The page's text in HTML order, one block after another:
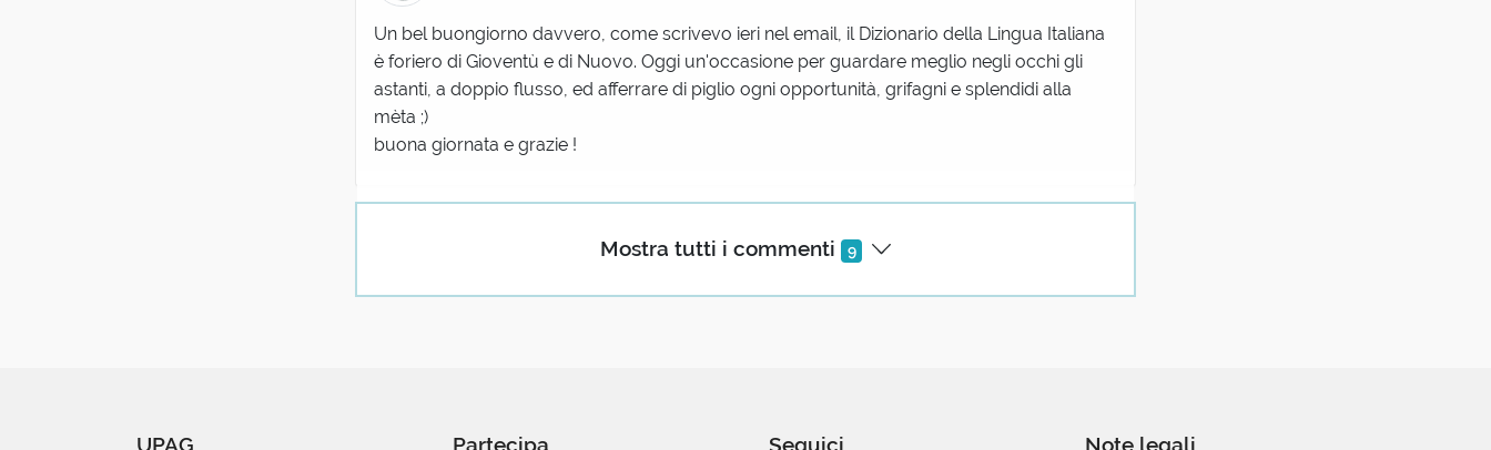
Mostra tutti i commenti 9
Un bel buongiorno davvero, come scrivevo ieri nel email, il Dizionario della Lingua Italiana
è foriero di Gioventù e di Nuovo. Oggi un'occasione per guardare meglio negli occhi gli
astanti, a doppio flusso, ed afferrare di piglio ogni opportunità, grifagni e splendidi alla
mèta ;)
buona giornata e grazie !
(utente cancellato)
11 Maggio 2016 09:55
UPAG Partecipa Seguici Note legali